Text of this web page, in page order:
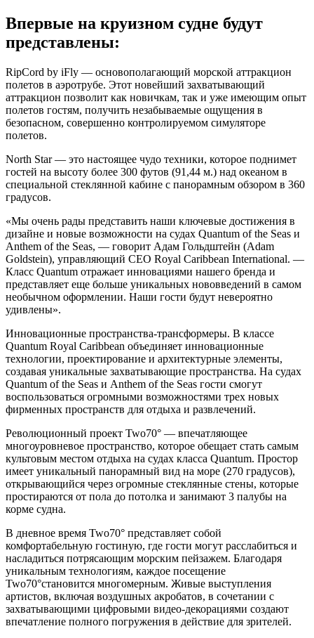
Впервые на круизном судне будут
представлены:
RipCord by iFly — основополагающий морской аттракцион
полетов в аэротрубе. Этот новейший захватывающий
аттракцион позволит как новичкам, так и уже имеющим опыт
полетов гостям, получить незабываемые ощущения в
безопасном, совершенно контролируемом симуляторе
полетов.
North Star — это настоящее чудо техники, которое поднимет
гостей на высоту более 300 футов (91,44 м.) над океаном в
специальной стеклянной кабине с панорамным обзором в 360
градусов.
«Мы очень рады представить наши ключевые достижения в
дизайне и новые возможности на судах Quantum of the Seas и
Anthem of the Seas, — говорит Адам Гольдштейн (Adam
Goldstein), управляющий СЕО Royal Caribbean International. —
Класс Quantum отражает инновациями нашего бренда и
представляет еще больше уникальных нововведений в самом
необычном оформлении. Наши гости будут невероятно
удивлены».
Инновационные пространства-трансформеры. В классе
Quantum Royal Caribbean объединяет инновационные
технологии, проектирование и архитектурные элементы,
создавая уникальные захватывающие пространства. На судах
Quantum of the Seas и Anthem of the Seas гости смогут
воспользоваться огромными возможностями трех новых
фирменных пространств для отдыха и развлечений.
Революционный проект Two70° — впечатляющее
многоуровневое пространство, которое обещает стать самым
культовым местом отдыха на судах класса Quantum. Простор
имеет уникальный панорамный вид на море (270 градусов),
открывающийся через огромные стеклянные стены, которые
простираются от пола до потолка и занимают 3 палубы на
корме судна.
В дневное время Two70° представляет собой
комфортабельную гостиную, где гости могут расслабиться и
насладиться потрясающим морским пейзажем. Благодаря
уникальным технологиям, каждое посещение
Two70°становится многомерным. Живые выступления
артистов, включая воздушных акробатов, в сочетании с
захватывающими цифровыми видео-декорациями создают
впечатление полного погружения в действие для зрителей.